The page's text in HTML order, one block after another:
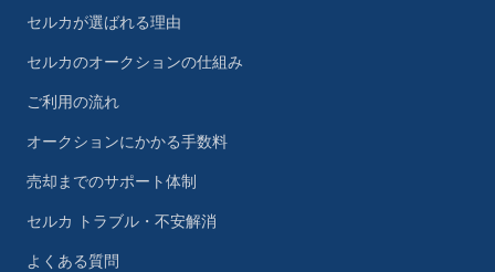
セルカが選ばれる理由
セルカのオークションの仕組み
ご利用の流れ
オークションにかかる手数料
売却までのサポート体制
セルカ トラブル・不安解消
よくある質問